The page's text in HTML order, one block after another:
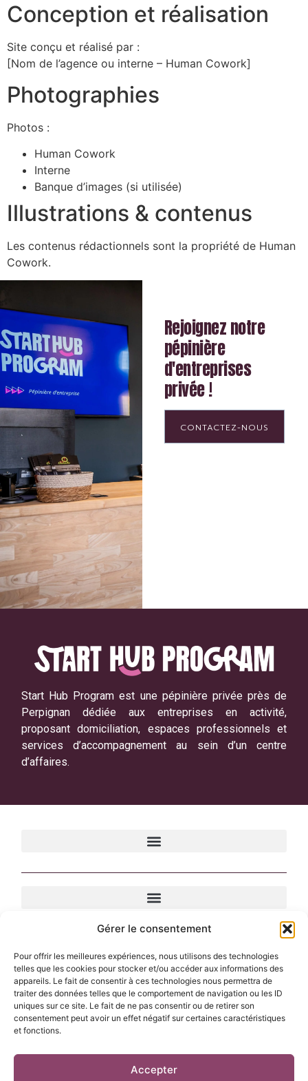
Gérer le consentement
Pour offrir les meilleures expériences, nous utilisons des technologies
telles que les cookies pour stocker et/ou accéder aux informations des
appareils. Le fait de consentir à ces technologies nous permettra de
traiter des données telles que le comportement de navigation ou les ID
uniques sur ce site. Le fait de ne pas consentir ou de retirer son
consentement peut avoir un effet négatif sur certaines caractéristiques
et fonctions.
Accepter
Conception et réalisation
Site conçu et réalisé par :
[Nom de l’agence ou interne – Human Cowork]
Photographies
Photos :
Human Cowork
Interne
Banque d’images (si utilisée)
Illustrations & contenus
Les contenus rédactionnels sont la propriété de Human
Cowork.
Rejoignez notre
pépinière
d'entreprises
privée !
CONTACTEZ-NOUS
Start Hub Program est une pépinière privée près de
Perpignan dédiée aux entreprises en activité,
proposant domiciliation, espaces professionnels et
services d’accompagnement au sein d’un centre
d’affaires.
© 2026 Start Hub Program — Tous droits réservés.